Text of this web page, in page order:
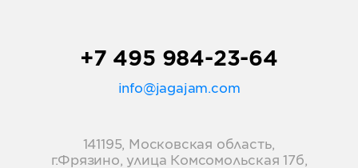
+7 495 984-23-64
info@jagajam.com
141195, Московская область,
г.Фрязино, улица Комсомольская 17б,